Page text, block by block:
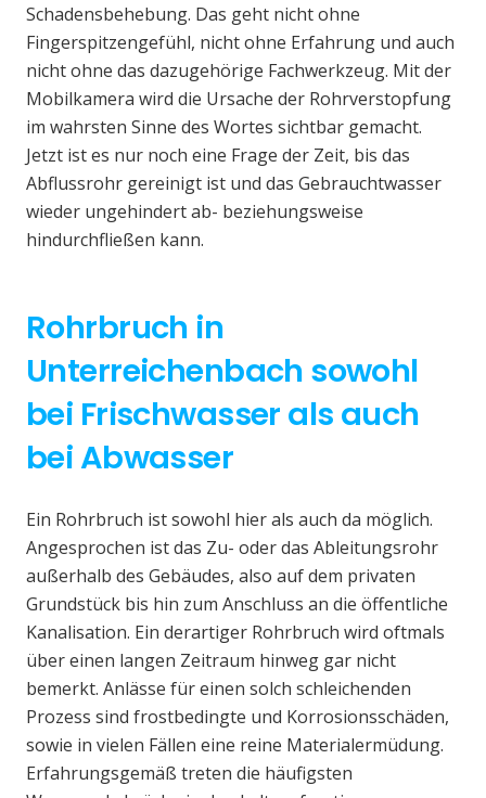
Schadensbehebung. Das geht nicht ohne
Fingerspitzengefühl, nicht ohne Erfahrung und auch
nicht ohne das dazugehörige Fachwerkzeug. Mit der
Mobilkamera wird die Ursache der Rohrverstopfung
im wahrsten Sinne des Wortes sichtbar gemacht.
Jetzt ist es nur noch eine Frage der Zeit, bis das
Abflussrohr gereinigt ist und das Gebrauchtwasser
wieder ungehindert ab- beziehungsweise
hindurchfließen kann.
Rohrbruch in
Unterreichenbach sowohl
bei Frischwasser als auch
bei Abwasser
Ein Rohrbruch ist sowohl hier als auch da möglich.
Angesprochen ist das Zu- oder das Ableitungsrohr
außerhalb des Gebäudes, also auf dem privaten
Grundstück bis hin zum Anschluss an die öffentliche
Kanalisation. Ein derartiger Rohrbruch wird oftmals
über einen langen Zeitraum hinweg gar nicht
bemerkt. Anlässe für einen solch schleichenden
Prozess sind frostbedingte und Korrosionsschäden,
sowie in vielen Fällen eine reine Materialermüdung.
Erfahrungsgemäß treten die häufigsten